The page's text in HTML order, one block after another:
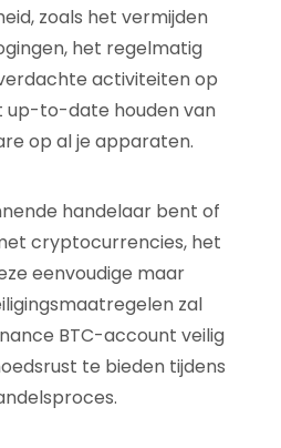
zoals het vermijden
het regelmatig
activiteiten op
up-to-date houden van
op al je apparaten.
handelaar bent of
cryptocurrencies, het
eenvoudige maar
zal
BTC-account veilig
te bieden tijdens